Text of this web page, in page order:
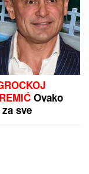
TOPI SRCA
kolegu,
Njoj treće